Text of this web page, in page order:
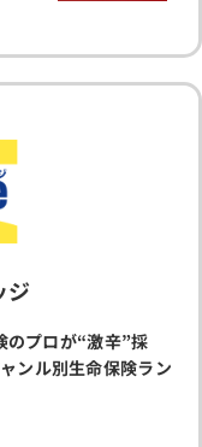
ジ
のプロが“激辛”採
ンル別生命保険ラン